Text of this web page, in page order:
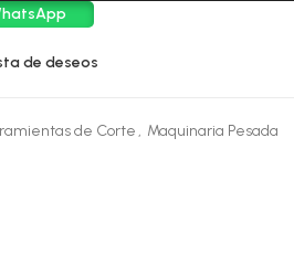
de deseos
de Corte , Maquinaria Pesada